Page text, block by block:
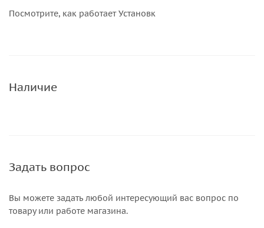
Посмотрите, как работает Установк
Наличие
Задать вопрос
Вы можете задать любой интересующий вас вопрос по
товару или работе магазина.